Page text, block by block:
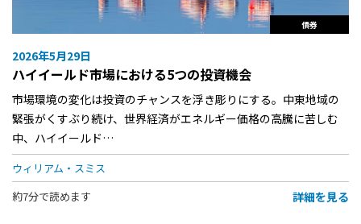
債券
2026年5月29日
ハイイールド市場における5つの投資機会
市場環境の変化は投資のチャンスを浮き彫りにする。中東地域の
緊張がくすぶり続け、世界経済がエネルギー価格の高騰に苦しむ
中、ハイイールド…
ウィリアム・スミス
約7分で読めます
詳細を見る